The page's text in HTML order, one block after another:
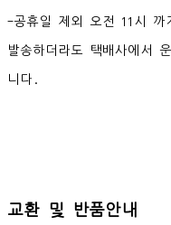
-공휴일 제외 오전 11시 까
발송하더라도 택배사에서
니다.
교환 및 반품안내